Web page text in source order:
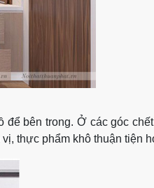
bên trong. Ở các góc
thực phẩm khô thuận tiện